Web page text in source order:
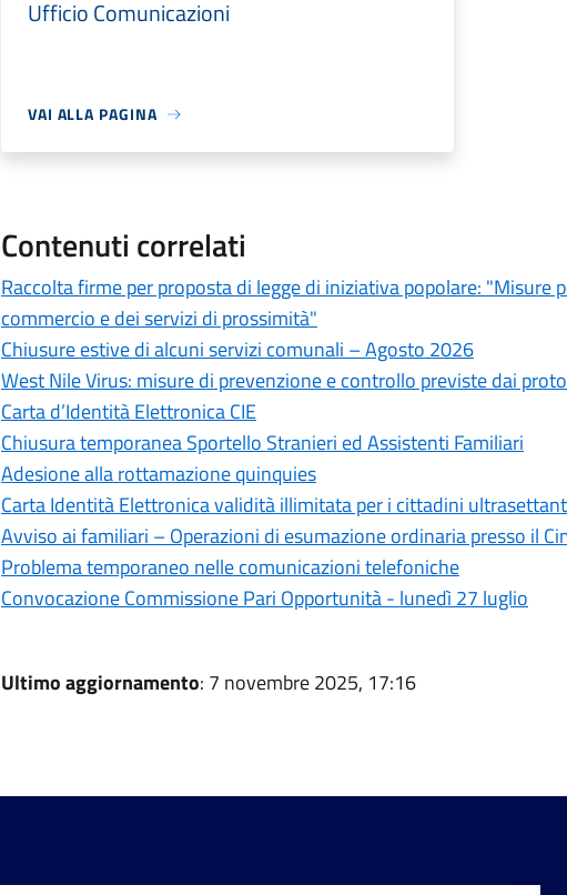
Ufficio Comunicazioni
VAI ALLA PAGINA
Contenuti correlati
Raccolta firme per proposta di legge di iniziativa popolare: "Misure
commercio e dei servizi di prossimità"
Chiusure estive di alcuni servizi comunali – Agosto 2026
West Nile Virus: misure di prevenzione e controllo previste dai
Carta d’Identità Elettronica CIE
Chiusura temporanea Sportello Stranieri ed Assistenti Familiari
Adesione alla rottamazione quinquies
Carta Identità Elettronica validità illimitata per i cittadini
Avviso ai familiari – Operazioni di esumazione ordinaria presso il
Problema temporaneo nelle comunicazioni telefoniche
Convocazione Commissione Pari Opportunità - lunedì 27 luglio
Ultimo aggiornamento: 7 novembre 2025, 17:16